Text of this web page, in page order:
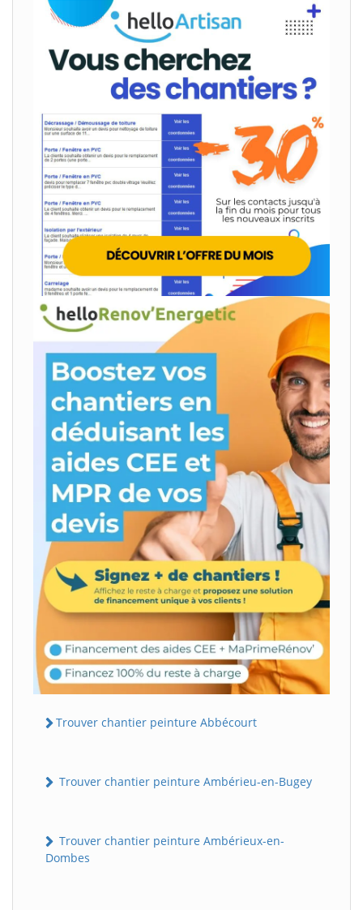
Trouver chantier peinture Abbécourt
Trouver chantier peinture Ambérieu-en-Bugey
Trouver chantier peinture Ambérieux-en-
Dombes